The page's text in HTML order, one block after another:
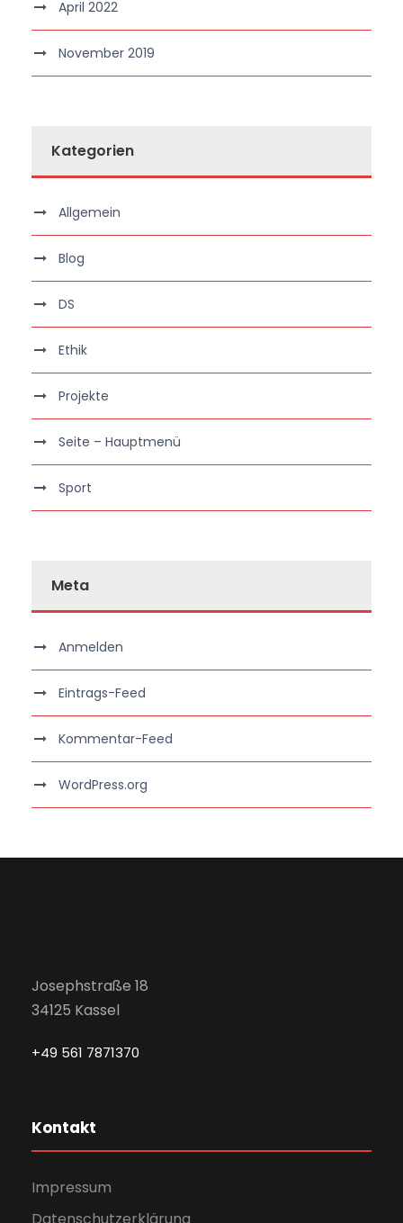
April 2022
November 2019
Kategorien
Allgemein
Blog
DS
Ethik
Projekte
Seite – Hauptmenü
Sport
Meta
Anmelden
Eintrags-Feed
Kommentar-Feed
WordPress.org
Josephstraße 18
34125 Kassel
+49 561 7871370
Kontakt
Impressum
Datenschutzerklärung